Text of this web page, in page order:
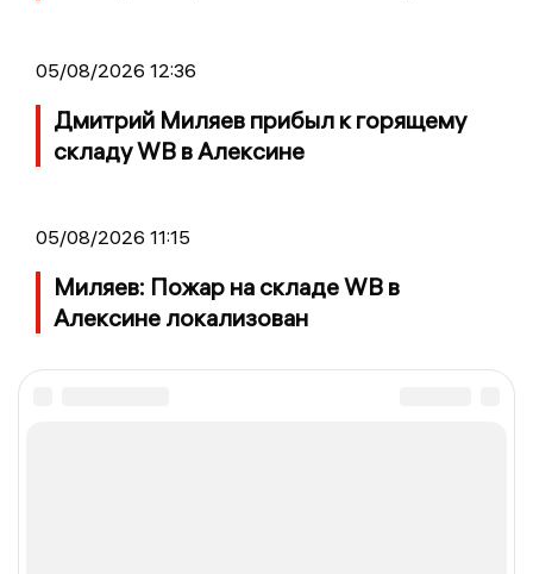
05/08/2026 12:36
Дмитрий Миляев прибыл к горящему
складу WB в Алексине
05/08/2026 11:15
Миляев: Пожар на складе WB в
Алексине локализован